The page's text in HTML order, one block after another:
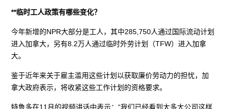
**临时工人政策有哪些变化？
今年新增的NPR大部分是工人，其中285,750人通过国际流动计划
进入加拿大，另有8.2万人通过临时外劳计划（TFW）进入加拿
大。
鉴于近年来关于雇主滥用这些计划以获取廉价劳动力的担忧，加
拿大政府表示，将收紧这些工作计划的资格要求。
特鲁多在11月的视频讲话中表示：“我们已经看到太多大公司这样